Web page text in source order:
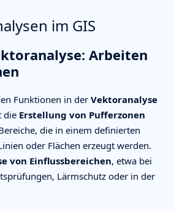
im GIS
Arbeiten
Funktionen in der Vektoranalyse
die Erstellung von Pufferzonen
die in einem definierten
oder Flächen erzeugt werden.
von Einflussbereichen, etwa bei
Lärmschutz oder in der